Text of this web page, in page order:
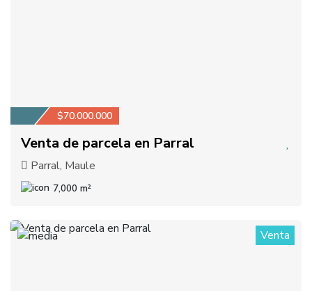
$70.000.000
Venta de parcela en Parral
Parral, Maule
7,000 m²
1 Venta